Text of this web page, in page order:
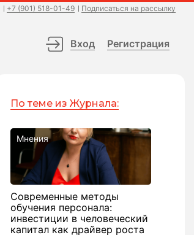
+7 (901) 518-01-49 Подписаться на рассылку
Вход Регистрация
По теме из Журнала:
Мнения
Современные методы
обучения персонала:
инвестиции в человеческий
капитал как драйвер роста